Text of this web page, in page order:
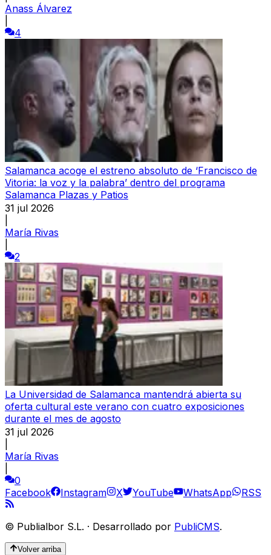
Anass Álvarez
4
Salamanca acoge el estreno absoluto de ‘Francisco de
Vitoria: la voz y la palabra’ dentro del programa
Salamanca Plazas y Patios
31 jul 2026
María Rivas
2
La Universidad de Salamanca mantendrá abierta su
oferta cultural este verano con cuatro exposiciones
durante el mes de agosto
31 jul 2026
María Rivas
0
Facebook
Instagram X YouTube WhatsApp RSS
© Publialbor S.L. · Desarrollado por PubliCMS.
Volver arriba